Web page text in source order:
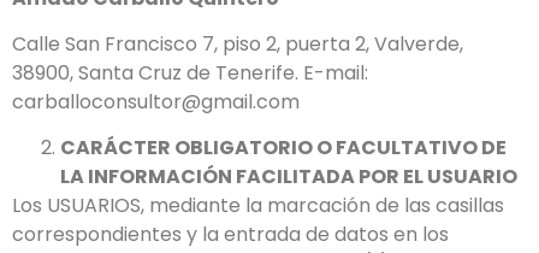
Calle San Francisco 7, piso 2, puerta 2, Valverde,
38900, Santa Cruz de Tenerife. E-mail:
carballoconsultor@gmail.com
CARÁCTER OBLIGATORIO O FACULTATIVO DE
LA INFORMACIÓN FACILITADA POR EL USUARIO
Los USUARIOS, mediante la marcación de las casillas
correspondientes y la entrada de datos en los